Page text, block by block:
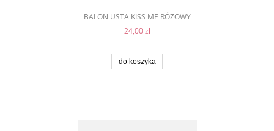
BALON USTA KISS ME RÓŻOWY
24,00 zł
do koszyka